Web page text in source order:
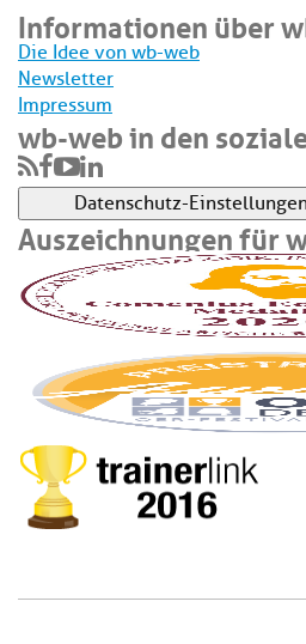
Informationen über
Die Idee von wb-web
Newsletter
Impressum
wb-web in den
Datenschutz-
Auszeichnungen für